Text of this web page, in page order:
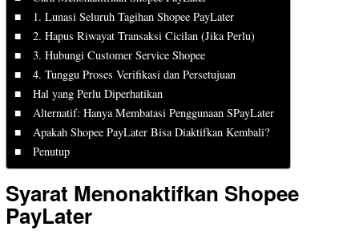
1. Lunasi Seluruh Tagihan Shopee PayLater
2. Hapus Riwayat Transaksi Cicilan (Jika Perlu)
3. Hubungi Customer Service Shopee
4. Tunggu Proses Verifikasi dan Persetujuan
Hal yang Perlu Diperhatikan
Alternatif: Hanya Membatasi Penggunaan SPayLater
Apakah Shopee PayLater Bisa Diaktifkan Kembali?
Penutup
Syarat Menonaktifkan Shopee
PayLater